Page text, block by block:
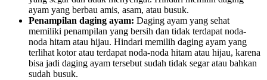
ayam yang berbau amis, asam, atau busuk.
Penampilan daging ayam: Daging ayam yang sehat
memiliki penampilan yang bersih dan tidak terdapat noda-
noda hitam atau hijau. Hindari memilih daging ayam yang
terlihat kotor atau terdapat noda-noda hitam atau hijau, karena
bisa jadi daging ayam tersebut sudah tidak segar atau bahkan
sudah busuk.